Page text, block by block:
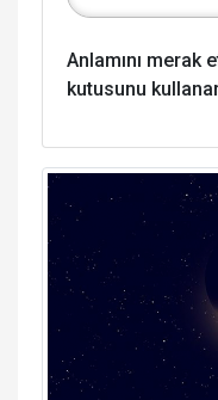
Anlamını merak
kutusunu